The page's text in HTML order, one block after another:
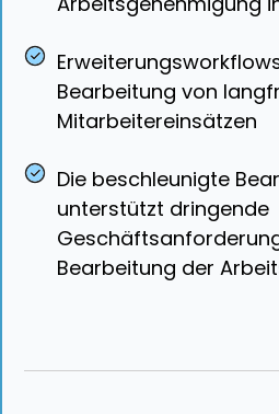
Bearbeitung von
Mitarbeitereinsätzen
Die beschleunigte
unterstützt dringende
Bearbeitung der